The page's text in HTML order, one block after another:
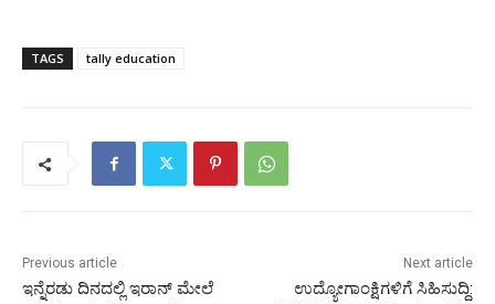
TAGS tally education
Previous article
ಇನ್ನೆರಡು ದಿನದಲ್ಲಿ ಇರಾನ್‌ ಮೇಲೆ
Next article
ಉದ್ಯೋಗಾಂಕ್ಷಿಗಳಿಗೆ ಸಿಹಿಸುದ್ದಿ: